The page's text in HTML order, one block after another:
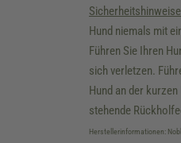
Sicherheitshinweise
Hund niemals mit
Führen Sie Ihren
sich verletzen.
Hund an der
stehende
Herstellerinformationen: